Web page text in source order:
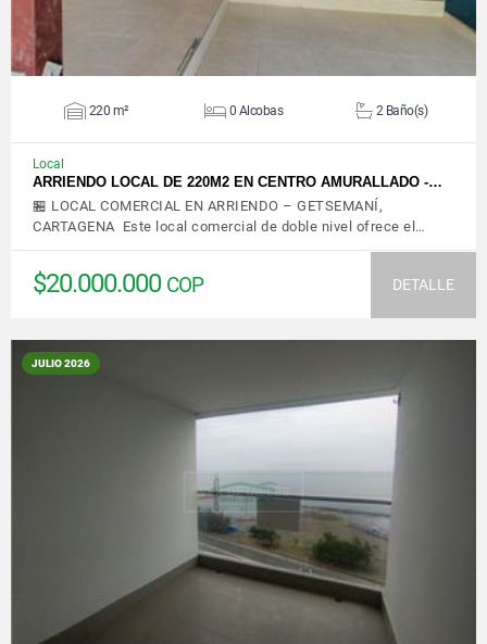
220 m² 0 Alcobas 2 Baño(s)
Local
ARRIENDO LOCAL DE 220M2 EN CENTRO AMURALLADO -…
🏪 LOCAL COMERCIAL EN ARRIENDO – GETSEMANÍ,
CARTAGENA Este local comercial de doble nivel ofrece el…
$20.000.000 COP DETALLE
JULIO 2026
VER DETALLES